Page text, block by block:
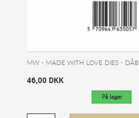
MW - MADE WITH LOVE DIES - DÅB
46,00 DKK
På lager